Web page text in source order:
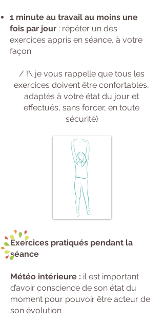
​1 minute au travail au moins une
fois par jour : répéter un des
exercices appris en séance, à votre
façon.
/ !\ je vous rappelle que tous les
exercices doivent être confortables,
adaptés à votre état du jour et
effectués, sans forcer, en toute
sécurité)
Exercices pratiqués pendant la
séance
Météo intérieure : il est important
d’avoir conscience de son état du
moment pour pouvoir être acteur de
son évolution